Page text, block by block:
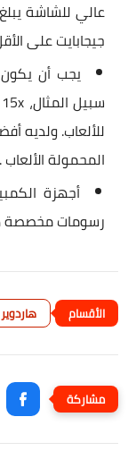
جيجابايت على
يجب أن
للألعاب. ولديه
المحمولة الألعاب .
أجهزة
رسومات مخصصة
هاردوير